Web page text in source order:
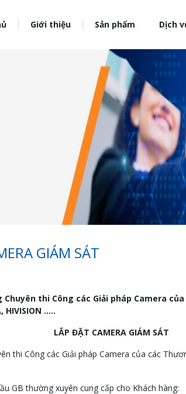
Giới thiệu Sản phẩm Dịch
GIÁM SÁT
thi Công các Giải pháp Camera của
HIVISION …..
LẮP ĐẶT CAMERA GIÁM SÁT
thi Công các Giải pháp Camera của các
GB thường xuyên cung cấp cho Khách hàng: